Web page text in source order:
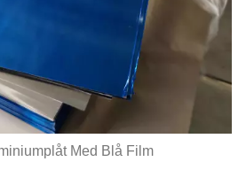
Med Blå Film